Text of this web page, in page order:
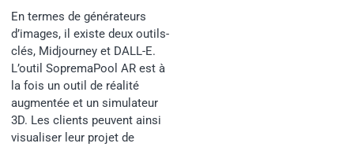
En termes de générateurs
d’images, il existe deux outils-
clés, Midjourney et DALL-E.
L’outil SopremaPool AR est à
la fois un outil de réalité
augmentée et un simulateur
3D. Les clients peuvent ainsi
visualiser leur projet de